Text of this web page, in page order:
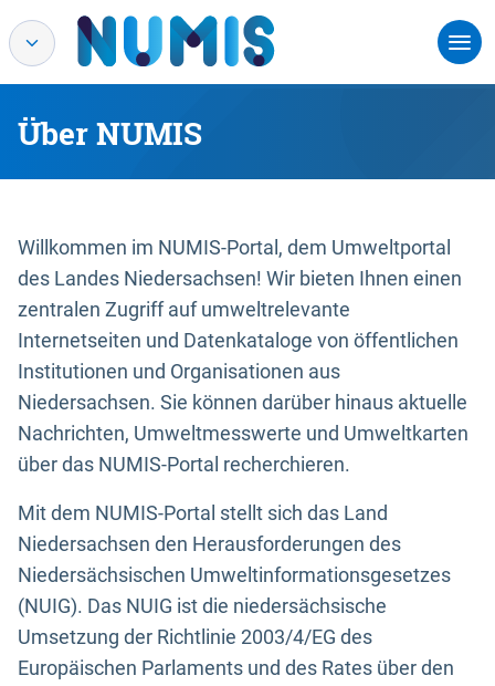
Über NUMIS
Willkommen im NUMIS-Portal, dem Umweltportal
des Landes Niedersachsen! Wir bieten Ihnen einen
zentralen Zugriff auf umweltrelevante
Internetseiten und Datenkataloge von öffentlichen
Institutionen und Organisationen aus
Niedersachsen. Sie können darüber hinaus aktuelle
Nachrichten, Umweltmesswerte und Umweltkarten
über das NUMIS-Portal recherchieren.
Mit dem NUMIS-Portal stellt sich das Land
Niedersachsen den Herausforderungen des
Niedersächsischen Umweltinformationsgesetzes
(NUIG). Das NUIG ist die niedersächsische
Umsetzung der Richtlinie 2003/4/EG des
Europäischen Parlaments und des Rates über den